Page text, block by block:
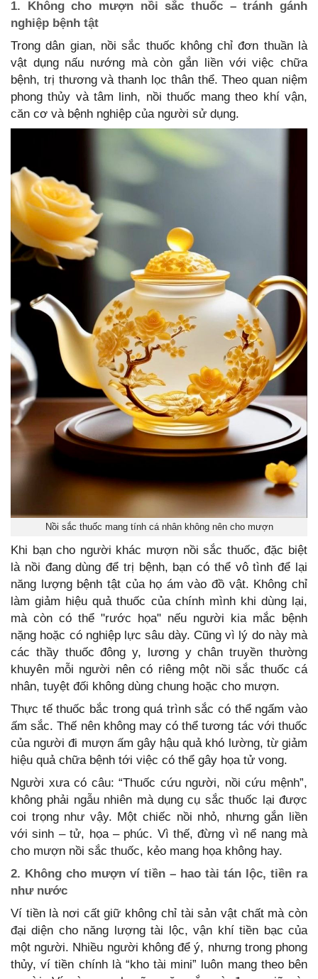
1. Không cho mượn nồi sắc thuốc – tránh gánh
nghiệp bệnh tật
Trong dân gian, nồi sắc thuốc không chỉ đơn thuần là
vật dụng nấu nướng mà còn gắn liền với việc chữa
bệnh, trị thương và thanh lọc thân thể. Theo quan niệm
phong thủy và tâm linh, nồi thuốc mang theo khí vận,
căn cơ và bệnh nghiệp của người sử dụng.
Nồi sắc thuốc mang tính cá nhân không nên cho mượn
Khi bạn cho người khác mượn nồi sắc thuốc, đặc biệt
là nồi đang dùng để trị bệnh, bạn có thể vô tình để lại
năng lượng bệnh tật của họ ám vào đồ vật. Không chỉ
làm giảm hiệu quả thuốc của chính mình khi dùng lại,
mà còn có thể "rước họa" nếu người kia mắc bệnh
nặng hoặc có nghiệp lực sâu dày. Cũng vì lý do này mà
các thầy thuốc đông y, lương y chân truyền thường
khuyên mỗi người nên có riêng một nồi sắc thuốc cá
nhân, tuyệt đối không dùng chung hoặc cho mượn.
Thực tế thuốc bắc trong quá trình sắc có thể ngấm vào
ấm sắc. Thế nên không may có thể tương tác với thuốc
của người đi mượn ấm gây hậu quả khó lường, từ giảm
hiệu quả chữa bệnh tới việc có thể gây họa tử vong.
Người xưa có câu: “Thuốc cứu người, nồi cứu mệnh”,
không phải ngẫu nhiên mà dụng cụ sắc thuốc lại được
coi trọng như vậy. Một chiếc nồi nhỏ, nhưng gắn liền
với sinh – tử, họa – phúc. Vì thế, đừng vì nể nang mà
cho mượn nồi sắc thuốc, kẻo mang họa không hay.
2. Không cho mượn ví tiền – hao tài tán lộc, tiền ra
như nước
Ví tiền là nơi cất giữ không chỉ tài sản vật chất mà còn
đại diện cho năng lượng tài lộc, vận khí tiền bạc của
một người. Nhiều người không để ý, nhưng trong phong
thủy, ví tiền chính là “kho tài mini” luôn mang theo bên